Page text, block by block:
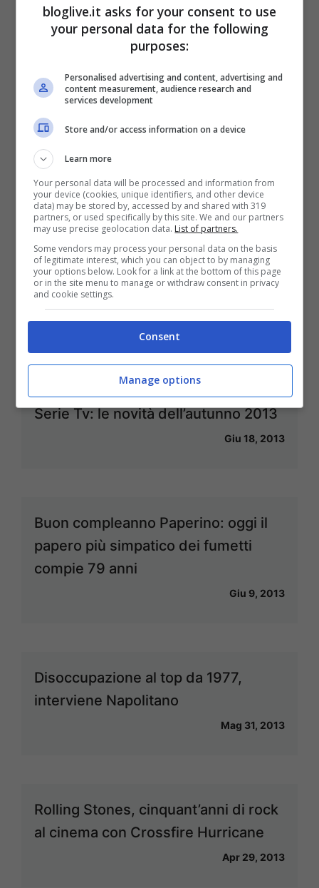
tecnologia e realtà
La vita, le sue fasi ed il nostro nuovo
LifeStyle
Il “Primo ballo” di Capossela:
l’esordio da produttore per la Banda
della Posta
Serie Tv: le novità dell’autunno 2013
Giu 18, 2013
Buon compleanno Paperino: oggi il
papero più simpatico dei fumetti
compie 79 anni
Giu 9, 2013
Disoccupazione al top da 1977,
interviene Napolitano
Mag 31, 2013
Rolling Stones, cinquant’anni di rock
al cinema con Crossfire Hurricane
Apr 29, 2013
bloglive.it asks for your consent to use
your personal data for the following
purposes:
Personalised advertising and content, advertising and
content measurement, audience research and
services development
Store and/or access information on a device
Learn more
Your personal data will be processed and information from
your device (cookies, unique identifiers, and other device
data) may be stored by, accessed by and shared with 319
partners, or used specifically by this site. We and our partners
may use precise geolocation data. List of partners.
Some vendors may process your personal data on the basis
of legitimate interest, which you can object to by managing
your options below. Look for a link at the bottom of this page
or in the site menu to manage or withdraw consent in privacy
and cookie settings.
Consent
Manage options